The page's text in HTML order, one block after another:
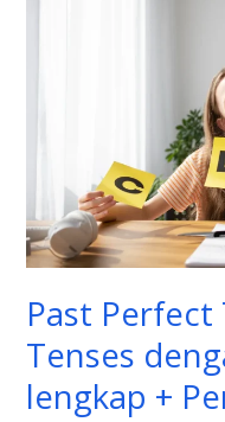
Past Perfect
Tenses
lengkap +
Jawaban
lengkap
+